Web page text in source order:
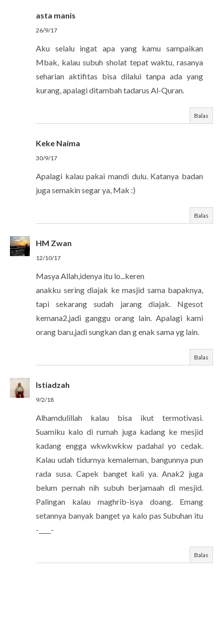
asta manis
26/9/17
Aku selalu ingat apa yang kamu sampaikan
Mbak, kalau subuh sholat tepat waktu, rasanya
seharian aktifitas bisa dilalui tanpa ada yang
kurang, apalagi ditambah tadarus Al-Quran.
Balas
Keke Naima
30/9/17
Apalagi kalau pakai mandi dulu. Katanya badan
juga semakin segar ya, Mak :)
Balas
HM Zwan
12/10/17
Masya Allah,idenya itu lo...keren
anakku sering diajak ke masjid sama bapaknya,
tapi sekarang sudah jarang diajak. Ngesot
kemana2,jadi ganggu orang lain. Apalagi kami
orang baru,jadi sungkan dan g enak sama yg lain.
Balas
Istiadzah
9/2/18
Alhamdulillah kalau bisa ikut termotivasi.
Suamiku kalo di rumah juga kadang ke mesjid
kadang engga wkwkwkkw padahal yo cedak.
Kalau udah tidurnya kemaleman, bangunnya pun
rada susa. Capek banget kali ya. Anak2 juga
belum pernah nih subuh berjamaah di mesjid.
Palingan kalau maghrib-isya doang. Emang
setannya banyak banget ya kalo pas Subuhan itu
-____-
Balas